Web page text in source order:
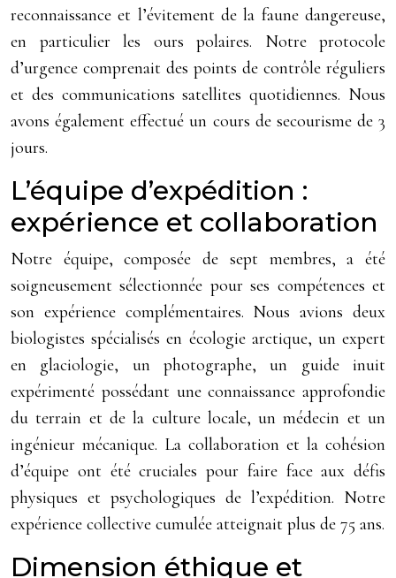
reconnaissance et l’évitement de la faune dangereuse,
en particulier les ours polaires. Notre protocole
d’urgence comprenait des points de contrôle réguliers
et des communications satellites quotidiennes. Nous
avons également effectué un cours de secourisme de 3
jours.
L’équipe d’expédition :
expérience et collaboration
Notre équipe, composée de sept membres, a été
soigneusement sélectionnée pour ses compétences et
son expérience complémentaires. Nous avions deux
biologistes spécialisés en écologie arctique, un expert
en glaciologie, un photographe, un guide inuit
expérimenté possédant une connaissance approfondie
du terrain et de la culture locale, un médecin et un
ingénieur mécanique. La collaboration et la cohésion
d’équipe ont été cruciales pour faire face aux défis
physiques et psychologiques de l’expédition. Notre
expérience collective cumulée atteignait plus de 75 ans.
Dimension éthique et